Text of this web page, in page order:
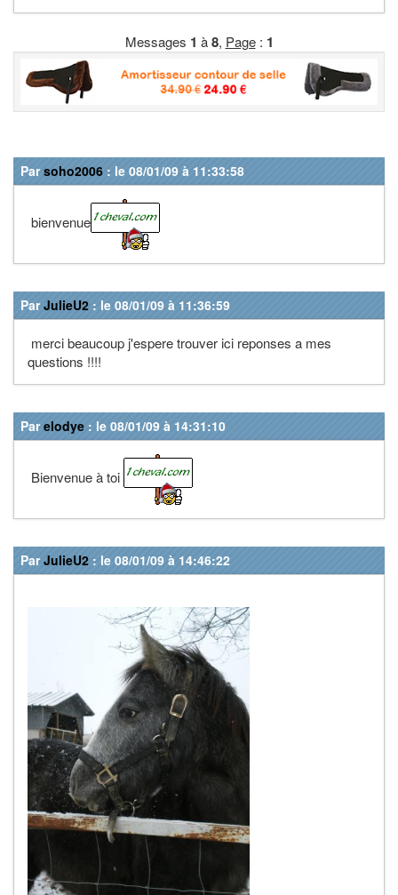
Messages 1 à8, Page: 1
Parsoho2006 : le 08/01/09 à 11:33:58
bienvenue
ParJulieU2 : le 08/01/09 à 11:36:59
merci beaucoup j'espere trouver ici reponses a mes
questions !!!!
Parelodye : le 08/01/09 à 14:31:10
Bienvenue à toi
ParJulieU2 : le 08/01/09 à 14:46:22